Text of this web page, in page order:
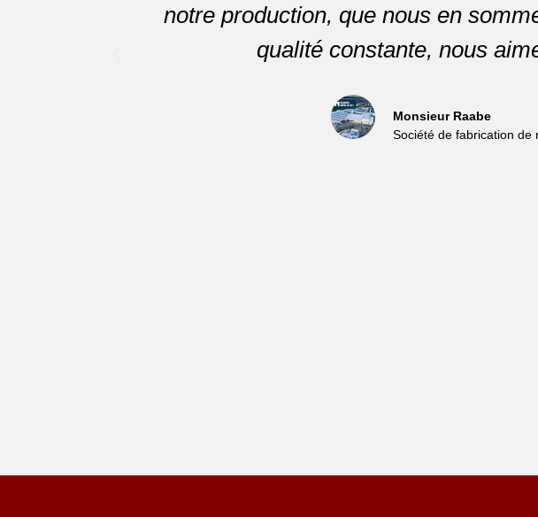
notre production, que nous en
qualité constante, nous
Monsieur Raabe
Société de fabrication de